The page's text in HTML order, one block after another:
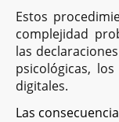
Estos
complejidad
las
psicológicas,
digitales.
Las